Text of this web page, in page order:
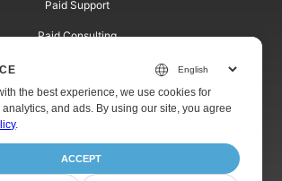
Paid Support
Paid Consulting
Websites
the best experience, we use cookies for
and ads. By using our site, you agree
.
ACCEPT